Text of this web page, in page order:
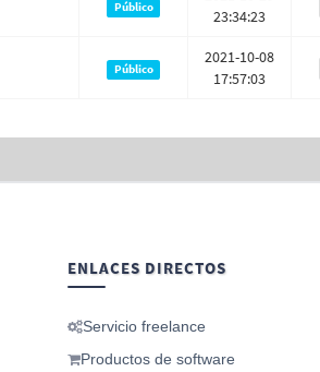
Público
23:34:23
Público
2021-10-08
17:57:03
ENLACES DIRECTOS
Servicio freelance
Productos de software